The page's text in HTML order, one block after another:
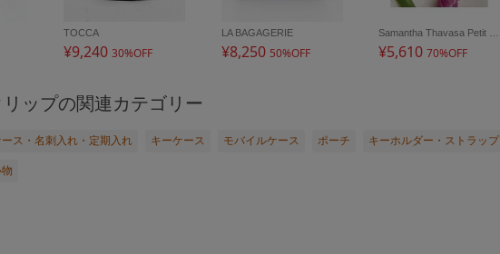
TOCCA
¥9,24030%OFF
LA BAGAGERIE
¥8,250 50%OFF ¥5,610 70%OFF
ップの関連カテゴリー
ス・名刺入れ・定期入れ キーケース モバイルケース ポーチ キーホルダー・ストラップ